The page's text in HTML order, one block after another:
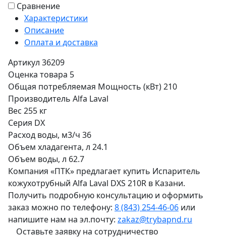
Сравнение
Характеристики
Описание
Оплата и доставка
Артикул 36209
Оценка товара 5
Общая потребляемая Мощность (кВт)210
Производитель Alfa Laval
Вес 255 кг
Серия DX
Расход воды, м3/ч 36
Объем хладагента, л 24.1
Объем воды, л 62.7
Компания «ПТК» предлагает купить Испаритель
кожухотрубный Alfa Laval DXS 210R в Казани.
Получить подробную консультацию и оформить
заказ можно по телефону: 8 (843) 254-46-06 или
напишите нам на эл.почту: zakaz@trybapnd.ru
Оставьте заявку на сотрудничество